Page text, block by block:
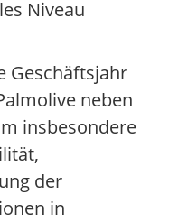
Niveau
Geschäftsjahr
neben
insbesondere
der
in